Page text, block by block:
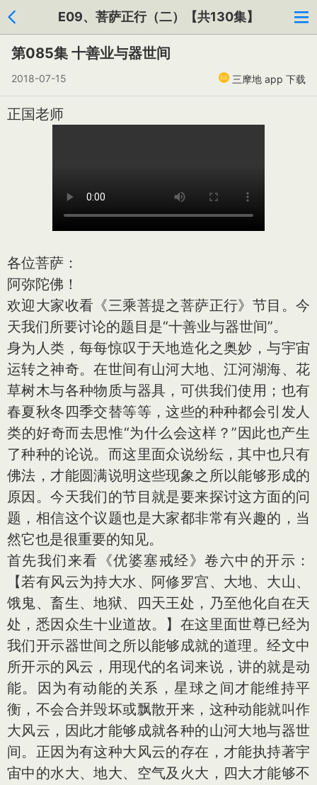
E09、菩萨正行（二）【共130集】
第085集 十善业与器世间
2018-07-15 三摩地 app 下载
正国老师
各位菩萨：
阿弥陀佛！
欢迎大家收看《三乘菩提之菩萨正行》节目。今
天我们所要讨论的题目是“十善业与器世间”。
身为人类，每每惊叹于天地造化之奥妙，与宇宙
运转之神奇。在世间有山河大地、江河湖海、花
草树木与各种物质与器具，可供我们使用；也有
春夏秋冬四季交替等等，这些的种种都会引发人
类的好奇而去思惟“为什么会这样？”因此也产生
了种种的论说。而这里面众说纷纭，其中也只有
佛法，才能圆满说明这些现象之所以能够形成的
原因。今天我们的节目就是要来探讨这方面的问
题，相信这个议题也是大家都非常有兴趣的，当
然它也是很重要的知见。
首先我们来看《优婆塞戒经》卷六中的开示：
【若有风云为持大水、阿修罗宫、大地、大山、
饿鬼、畜生、地狱、四天王处，乃至他化自在天
处，悉因众生十业道故。】在这里面世尊已经为
我们开示器世间之所以能够成就的道理。经文中
所开示的风云，用现代的名词来说，讲的就是动
能。因为有动能的关系，星球之间才能维持平
衡，不会合并毁坏或飘散开来，这种动能就叫作
大风云，因此才能够成就各种的山河大地与器世
间。正因为有这种大风云的存在，才能执持著宇
宙中的水大、地大、空气及火大，四大才能够不